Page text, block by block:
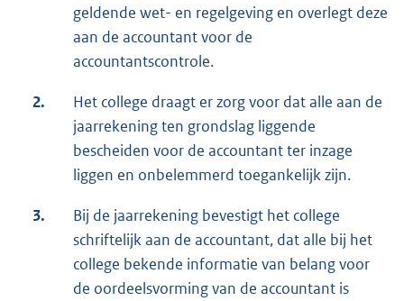
geldende wet- en regelgeving en overlegt deze
aan de accountant voor de
accountantscontrole.
2.
Het college draagt er zorg voor dat alle aan de
jaarrekening ten grondslag liggende
bescheiden voor de accountant ter inzage
liggen en onbelemmerd toegankelijk zijn.
3.
Bij de jaarrekening bevestigt het college
schriftelijk aan de accountant, dat alle bij het
college bekende informatie van belang voor
de oordeelsvorming van de accountant is